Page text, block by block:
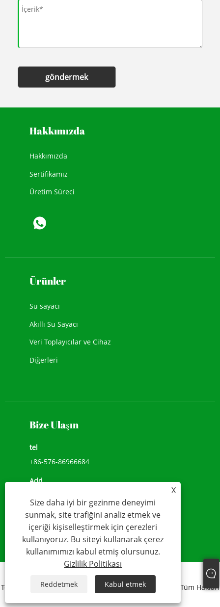
göndermek
Hakkımızda
Hakkımızda
Sertifikamız
Üretim Süreci
Ürünler
Su sayacı
Akıllı Su Sayacı
Veri Toplayıcılar ve Cihaz
Diğerleri
Bize Ulaşın
tel
+86-576-86966684
Add
NO.1039, JIULONG AVENUE, CHENGXI SOKAK,
WENLING,ZHEJIANG, ÇİN(317500)
e-posta
sales@younio.com
RSS XML Gizlilik Politikası
Telif Hakkı 2020 WENLING YOUNIO SU SAYACI CO., LTD Tüm Hakları
X
Size daha iyi bir gezinme deneyimi
sunmak, site trafiğini analiz etmek ve
içeriği kişiselleştirmek için çerezleri
kullanıyoruz. Bu siteyi kullanarak çerez
kullanımımızı kabul etmiş olursunuz.
Gizlilik Politikası
Reddetmek Kabul etmek